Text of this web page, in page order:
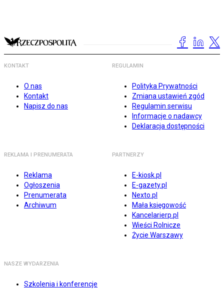
KONTAKT
O nas
Kontakt
Napisz do nas
REGULAMIN
Polityka Prywatności
Zmiana ustawień zgód
Regulamin serwisu
Informacje o nadawcy
Deklaracja dostępności
REKLAMA I PRENUMERATA
Reklama
Ogłoszenia
Prenumerata
Archiwum
PARTNERZY
E-kiosk.pl
E-gazety.pl
Nexto.pl
Mała księgowość
Kancelarierp.pl
Wieści Rolnicze
Życie Warszawy
NASZE WYDARZENIA
Szkolenia i konferencje